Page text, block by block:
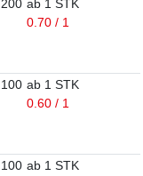
200 ab 1 STK
0.70 / 1
100 ab 1 STK
0.60 / 1
100 ab 1 STK